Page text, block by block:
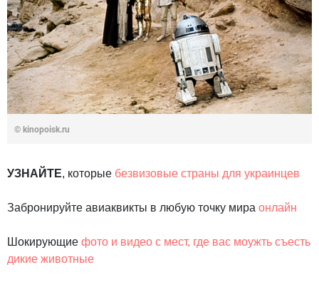
© kinopoisk.ru
УЗНАЙТЕ, которые безвизовые страны для украинцев
Забронируйте авиаквикты в любую точку мира онлайн
Шокирующие фото и видео с мест, где вас моужть съесть
дикие животные